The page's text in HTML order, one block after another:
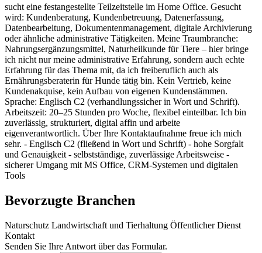
sucht eine festangestellte Teilzeitstelle im Home Office. Gesucht
wird: Kundenberatung, Kundenbetreuung, Datenerfassung,
Datenbearbeitung, Dokumentenmanagement, digitale Archivierung
oder ähnliche administrative Tätigkeiten. Meine Traumbranche:
Nahrungsergänzungsmittel, Naturheilkunde für Tiere – hier bringe
ich nicht nur meine administrative Erfahrung, sondern auch echte
Erfahrung für das Thema mit, da ich freiberuflich auch als
Ernährungsberaterin für Hunde tätig bin. Kein Vertrieb, keine
Kundenakquise, kein Aufbau von eigenen Kundenstämmen.
Sprache: Englisch C2 (verhandlungssicher in Wort und Schrift).
Arbeitszeit: 20–25 Stunden pro Woche, flexibel einteilbar. Ich bin
zuverlässig, strukturiert, digital affin und arbeite
eigenverantwortlich. Über Ihre Kontaktaufnahme freue ich mich
sehr. - Englisch C2 (fließend in Wort und Schrift) - hohe Sorgfalt
und Genauigkeit - selbstständige, zuverlässige Arbeitsweise -
sicherer Umgang mit MS Office, CRM-Systemen und digitalen
Tools
Bevorzugte Branchen
Naturschutz Landwirtschaft und Tierhaltung Öffentlicher Dienst
Kontakt
Senden Sie Ihre Antwort über das Formular.